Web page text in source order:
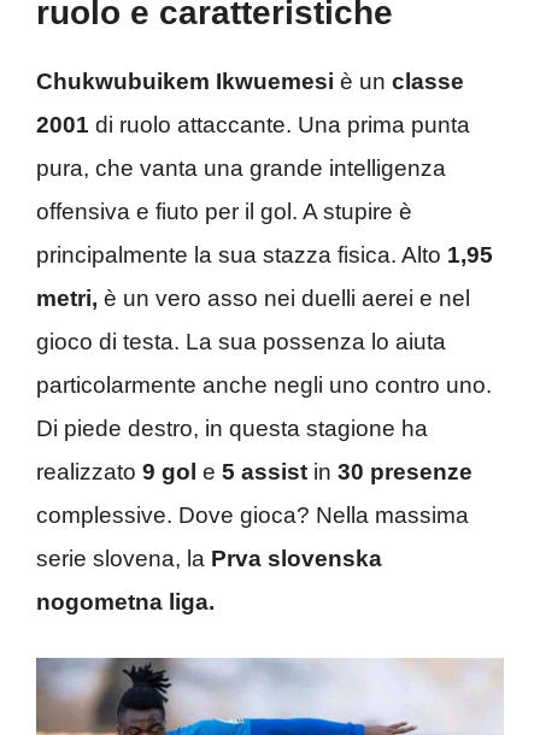
ruolo e caratteristiche
Chukwubuikem Ikwuemesi è un classe
2001 di ruolo attaccante. Una prima punta
pura, che vanta una grande intelligenza
offensiva e fiuto per il gol. A stupire è
principalmente la sua stazza fisica. Alto 1,95
metri, è un vero asso nei duelli aerei e nel
gioco di testa. La sua possenza lo aiuta
particolarmente anche negli uno contro uno.
Di piede destro, in questa stagione ha
realizzato 9 gol e 5 assist in 30 presenze
complessive. Dove gioca? Nella massima
serie slovena, la Prva slovenska
nogometna liga.